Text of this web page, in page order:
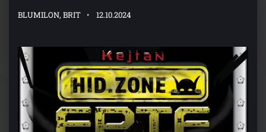
BLUMILON, BRIT 12.10.2024